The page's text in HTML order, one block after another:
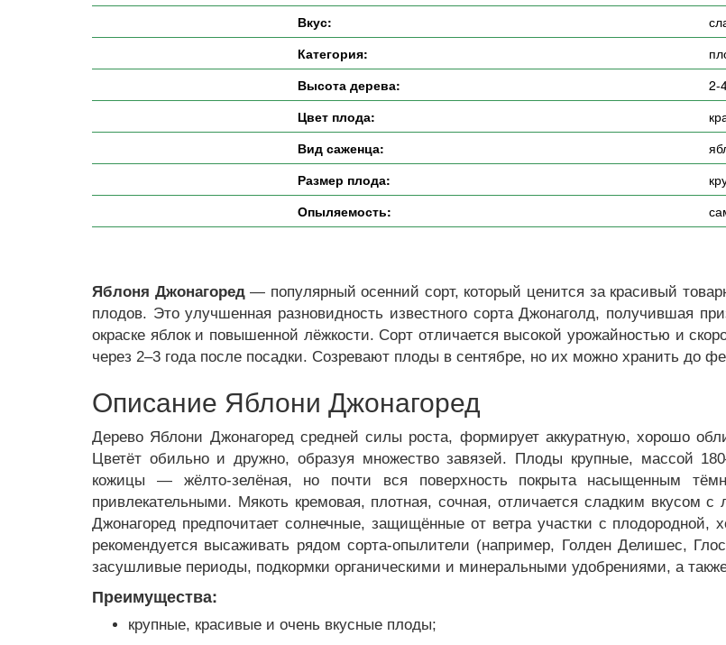
Вкус:
Категория:
Высота дерева:
2-
Цвет плода:
Вид саженца:
Размер плода:
Опыляемость:
Яблоня Джонагоред— популярный осенний сорт, который ценится за красивый
плодов. Это улучшенная разновидность известного сорта Джонаголд, получившая
окраске яблок и повышенной лёжкости. Сорт отличается высокой урожайностью и
через 2–3 года после посадки. Созревают плоды в сентябре, но их можно хранить до
Описание Яблони Джонагоред
Дерево Яблони Джонагоред средней силы роста, формирует аккуратную, хорошо
Цветёт обильно и дружно, образуя множество завязей. Плоды крупные, массой
кожицы — жёлто-зелёная, но почти вся поверхность покрыта насыщенным
привлекательными. Мякоть кремовая, плотная, сочная, отличается сладким вкусом
Джонагоред предпочитает солнечные, защищённые от ветра участки с
рекомендуется высаживать рядом сорта-опылители (например, Голден Делишес,
засушливые периоды, подкормки органическими и минеральными удобрениями, а
Преимущества:
крупные, красивые и очень вкусные плоды;